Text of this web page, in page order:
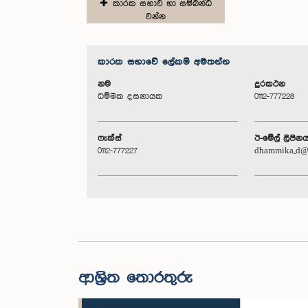
කාරක සභාව හා සම්බන්ධ
වන්න
කාරක සභා‌වේ ලේකම් අමතන්න
නම
ධම්මික දසනායක
දුරකථන
0112-777228
ෆැක්ස්
0112-777227
ඊ-මේල්
ආශ්‍රිත තොරතුරු